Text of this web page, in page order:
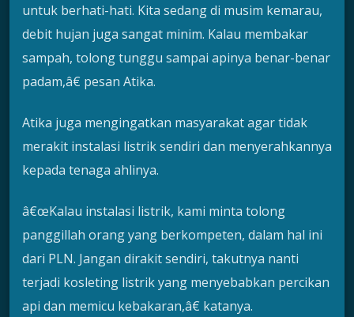
untuk berhati-hati. Kita sedang di musim kemarau,
debit hujan juga sangat minim. Kalau membakar
sampah, tolong tunggu sampai apinya benar-benar
padam,â€ pesan Atika.
Atika juga mengingatkan masyarakat agar tidak
merakit instalasi listrik sendiri dan menyerahkannya
kepada tenaga ahlinya.
â€œKalau instalasi listrik, kami minta tolong
panggillah orang yang berkompeten, dalam hal ini
dari PLN. Jangan dirakit sendiri, takutnya nanti
terjadi kosleting listrik yang menyebabkan percikan
api dan memicu kebakaran,â€ katanya.